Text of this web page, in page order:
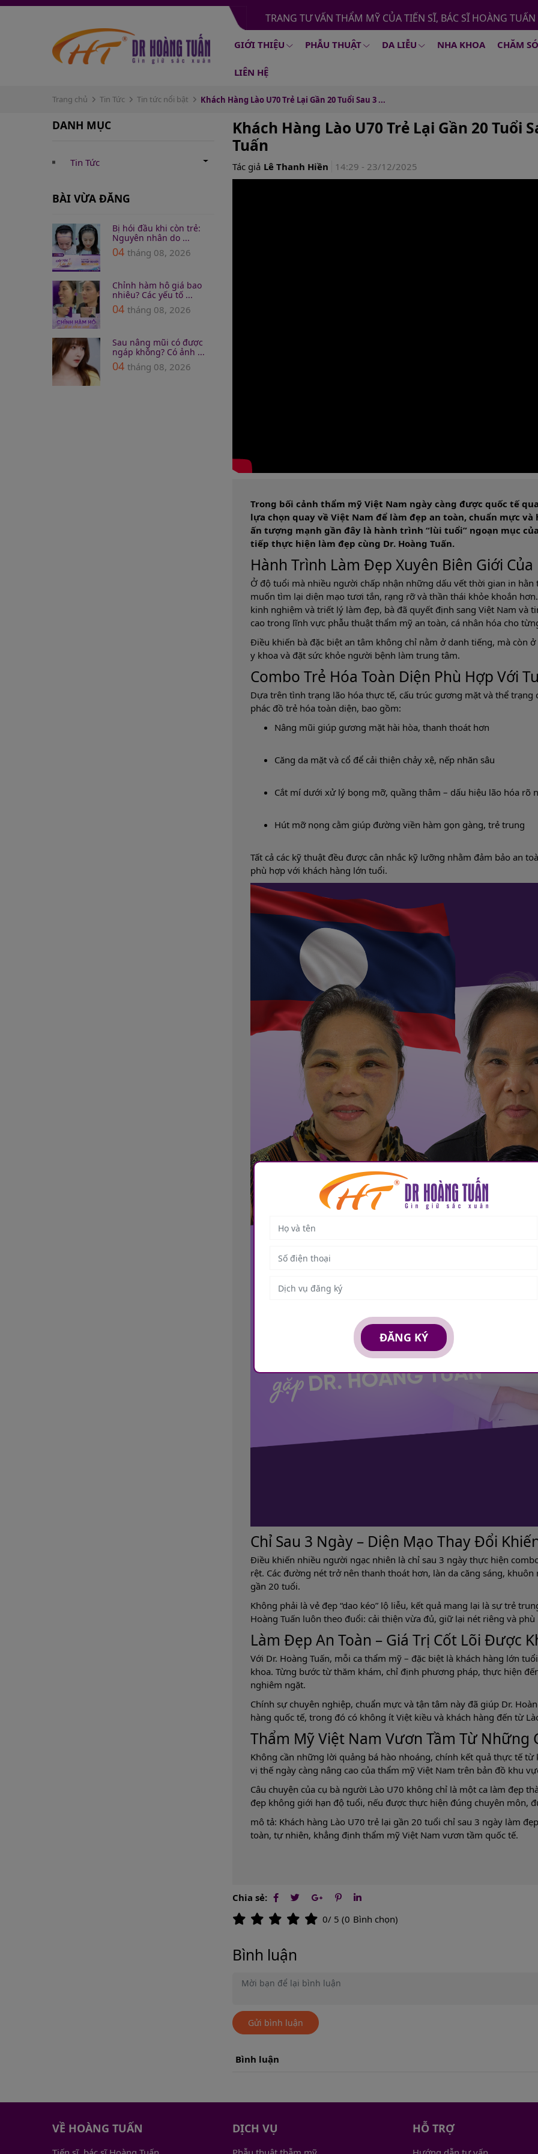
TRANG TƯ VẤN THẨM MỸ CỦA TIẾN SĨ, BÁC SĨ HOÀNG TUẤN
GIỚI THIỆU PHẪU THUẬT DA LIỄU NHA KHOA CHĂM
LIÊN HỆ
Trang chủ Tin Tức Tin tức nổi bật Khách Hàng Lào U70 Trẻ Lại Gần 20 Tuổi Sau 3 ...
DANH MỤC
Tin Tức
BÀI VỪA ĐĂNG
Bị hói đầu khi còn trẻ:
Nguyên nhân do ...
04 tháng 08, 2026
Chỉnh hàm hô giá bao
nhiêu? Các yếu tố ...
04 tháng 08, 2026
Sau nâng mũi có được
ngáp không? Có ảnh ...
04 tháng 08, 2026
Khách Hàng Lào U70 Trẻ Lại Gần 20 Tuổi
Tuấn
Tác giả Lê Thanh Hiền 14:29 - 23/12/2025
Trong bối cảnh thẩm mỹ Việt Nam ngày càng được quốc tế
lựa chọn quay về Việt Nam để làm đẹp an toàn, chuẩn mực
ấn tượng mạnh gần đây là hành trình “lùi tuổi” ngoạn mục
tiếp thực hiện làm đẹp cùng Dr. Hoàng Tuấn.
Hành Trình Làm Đẹp Xuyên Biên Giới
Ở độ tuổi mà nhiều người chấp nhận những dấu vết thời gian in
muốn tìm lại diện mạo tươi tắn, rạng rỡ và thần thái khỏe khoắn
kinh nghiệm và triết lý làm đẹp, bà đã quyết định sang Việt Nam và
cao trong lĩnh vực phẫu thuật thẩm mỹ an toàn, cá nhân hóa cho
Điều khiến bà đặc biệt an tâm không chỉ nằm ở danh tiếng, mà còn
y khoa và đặt sức khỏe người bệnh làm trung tâm.
Combo Trẻ Hóa Toàn Diện Phù Hợp Với
Dựa trên tình trạng lão hóa thực tế, cấu trúc gương mặt và thể trạng
phác đồ trẻ hóa toàn diện, bao gồm:
Nâng mũi giúp gương mặt hài hòa, thanh thoát hơn
Căng da mặt và cổ để cải thiện chảy xệ, nếp nhăn sâu
Cắt mí dưới xử lý bọng mỡ, quầng thâm – dấu hiệu lão hóa rõ
Hút mỡ nọng cằm giúp đường viền hàm gọn gàng, trẻ trung
Tất cả các kỹ thuật đều được cân nhắc kỹ lưỡng nhằm đảm bảo an
phù hợp với khách hàng lớn tuổi.
Chỉ Sau 3 Ngày – Diện Mạo Thay Đổi
Điều khiến nhiều người ngạc nhiên là chỉ sau 3 ngày thực hiện
rệt. Các đường nét trở nên thanh thoát hơn, làn da căng sáng,
gần 20 tuổi.
Không phải là vẻ đẹp “dao kéo” lộ liễu, kết quả mang lại là sự trẻ
Hoàng Tuấn luôn theo đuổi: cải thiện vừa đủ, giữ lại nét riêng và
Làm Đẹp An Toàn – Giá Trị Cốt Lõi Được
Với Dr. Hoàng Tuấn, mỗi ca thẩm mỹ – đặc biệt là khách hàng lớn
khoa. Từng bước từ thăm khám, chỉ định phương pháp, thực hiện
nghiêm ngặt.
Chính sự chuyên nghiệp, chuẩn mực và tận tâm này đã giúp Dr.
hàng quốc tế, trong đó có không ít Việt kiều và khách hàng đến từ
Thẩm Mỹ Việt Nam Vươn Tầm Từ Những
Không cần những lời quảng bá hào nhoáng, chính kết quả thực tế
vị thế ngày càng nâng cao của thẩm mỹ Việt Nam trên bản đồ khu
Câu chuyện của cụ bà người Lào U70 không chỉ là một ca làm đẹp
đẹp không giới hạn độ tuổi, nếu được thực hiện đúng chuyên môn,
mô tả: Khách hàng Lào U70 trẻ lại gần 20 tuổi chỉ sau 3 ngày làm
toàn, tự nhiên, khẳng định thẩm mỹ Việt Nam vươn tầm quốc tế.
Chia sẻ:
0/ 5 (0 Bình chọn)
Bình luận
Gửi bình luận
Bình luận
VỀ HOÀNG TUẤN DỊCH VỤ HỖ TRỢ
ĐĂNG KÝ